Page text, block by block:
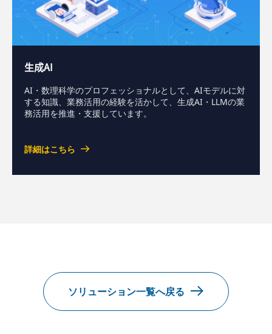
生成AI
AI・数理科学のプロフェッショナルとして、AIモデルに対
する知識、業務活用の経験を活かして、生成AI・LLMの業
務活用を推進・支援しています。
詳細はこちら
ソリューション一覧へ戻る